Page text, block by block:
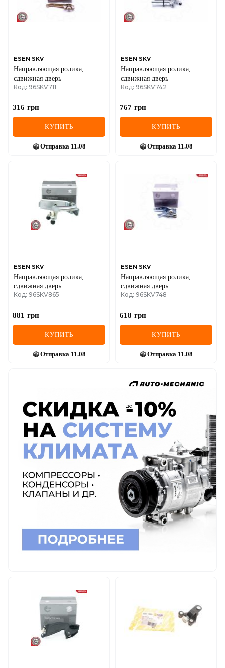
ESEN SKV
Направляющая ролика,
сдвижная дверь
Код: 96SKV711
316 грн
КУПИТЬ
Отправка 11.08
ESEN SKV
Направляющая ролика,
сдвижная дверь
Код: 96SKV742
767 грн
КУПИТЬ
Отправка 11.08
ESEN SKV
Направляющая ролика,
сдвижная дверь
Код: 96SKV865
881 грн
КУПИТЬ
Отправка 11.08
ESEN SKV
Направляющая ролика,
сдвижная дверь
Код: 96SKV748
618 грн
КУПИТЬ
Отправка 11.08